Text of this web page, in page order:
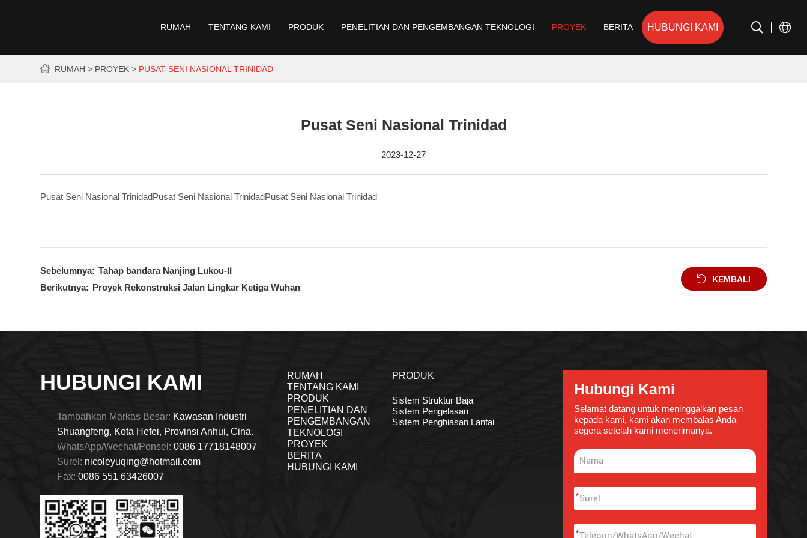
RUMAH TENTANG KAMI PRODUK PENELITIAN DAN PENGEMBANGAN TEKNOLOGI PROYEK BERITA HUBUNGI KAMI
RUMAH PROYEK PUSAT SENI NASIONAL TRINIDAD
Pusat Seni Nasional Trinidad
2023-12-27
Pusat Seni Nasional TrinidadPusat Seni Nasional TrinidadPusat Seni Nasional Trinidad
Sebelumnya: Tahap bandara Nanjing Lukou-Ⅱ
Berikutnya:
Proyek Rekonstruksi Jalan Lingkar Ketiga Wuhan
KEMBALI
HUBUNGI KAMI
Tambahkan Markas Besar: Kawasan Industri
Shuangfeng, Kota Hefei, Provinsi Anhui, Cina.
WhatsApp/Wechat/Ponsel: 0086 17718148007
Surel: nicoleyuqing@hotmail.com
Fax: 0086 551 63426007
RUMAH
TENTANG KAMI
PRODUK
PENELITIAN DAN
PENGEMBANGAN
TEKNOLOGI
PROYEK
BERITA
HUBUNGI KAMI
PRODUK
Sistem Struktur Baja
Sistem Pengelasan
Sistem Penghiasan Lantai
Hubungi Kami
Selamat datang untuk meninggalkan pesan
kepada kami, kami akan membalas Anda
segera setelah kami menerimanya.
*
*